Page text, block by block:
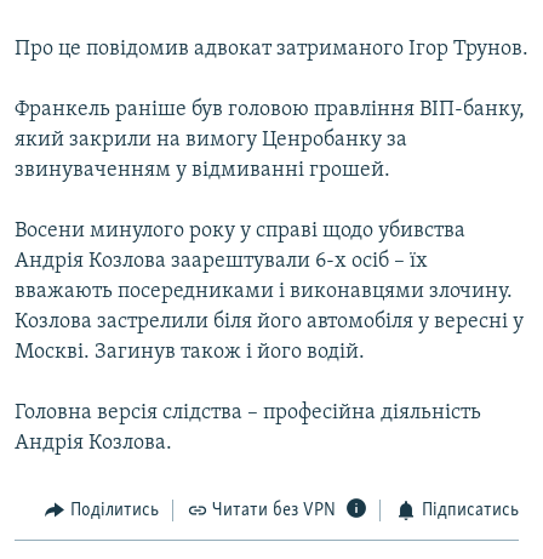
МУЛЬТИМЕДІА
СПЕЦПРОЄКТИ
ПОДКАСТИ
КРИМ РЕАЛІЇ
РУС
УКР
КТАТ
ДОЛУЧАЙСЯ!
Про це повідомив адвокат затриманого Ігор Трунов.
Франкель раніше був головою правління ВІП-банку,
який закрили на вимогу Ценробанку за
звинуваченням у відмиванні грошей.
Восени минулого року у справі щодо убивства
Андрія Козлова заарештували 6-х осіб – їх
вважають посередниками і виконавцями злочину.
Козлова застрелили біля його автомобіля у вересні у
Москві. Загинув також і його водій.
Головна версія слідства – професійна діяльність
Андрія Козлова.
Поділитись Читати без VPN Підписатись